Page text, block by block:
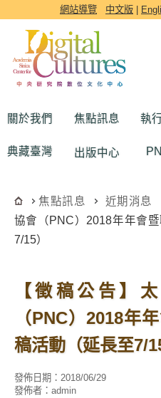
跳到主要內容區塊網站導覽 中文版
關於我們 焦點訊息 執
典藏臺灣 出版中心
焦點訊息 近期消息
協會（PNC）2018年年會
7/15）
【徵稿公告】
（PNC）2018年
稿活動（延長至7/
發佈日期： 2018/06/29
發佈者： admin